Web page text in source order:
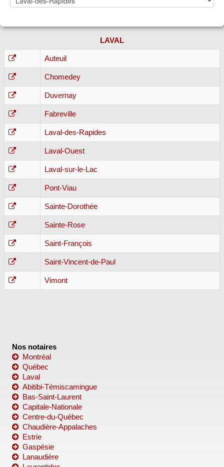
LAVAL
Auteuil
Chomedey
Duvernay
Fabreville
Laval-des-Rapides
Laval-Ouest
Laval-sur-le-Lac
Pont-Viau
Sainte-Dorothée
Sainte-Rose
Saint-François
Saint-Vincent-de-Paul
Vimont
Nos notaires
Montréal
Québec
Laval
Abitibi-Témiscamingue
Bas-Saint-Laurent
Capitale-Nationale
Centre-du-Québec
Chaudière-Appalaches
Estrie
Gaspésie
Lanaudière